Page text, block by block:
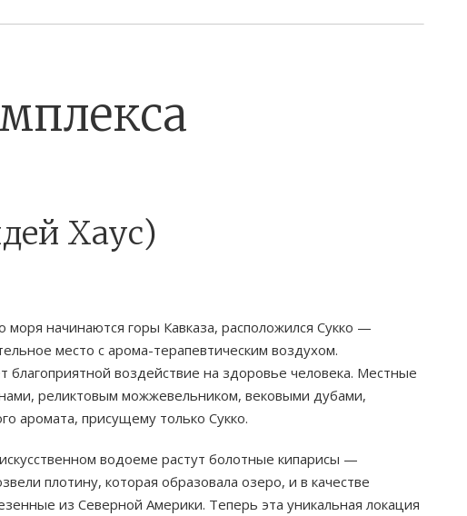
Хаус)
моря начинаются горы Кавказа, расположился Сукко —
место с арома-терапевтическим воздухом.
воздействие на здоровье человека. Местные
реликтовым можжевельником, вековыми дубами,
аромата, присущему только Сукко.
водоеме растут болотные кипарисы —
плотину, которая образовала озеро, и в качестве
из Северной Америки. Теперь эта уникальная локация